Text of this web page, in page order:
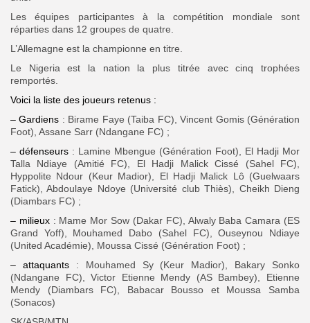
Les équipes participantes à la compétition mondiale sont
réparties dans 12 groupes de quatre.
L’Allemagne est la championne en titre.
Le Nigeria est la nation la plus titrée avec cinq trophées
remportés.
Voici la liste des joueurs retenus :
– Gardiens : Birame Faye (Taiba FC), Vincent Gomis (Génération
Foot), Assane Sarr (Ndangane FC) ;
– défenseurs : Lamine Mbengue (Génération Foot), El Hadji Mor
Talla Ndiaye (Amitié FC), El Hadji Malick Cissé (Sahel FC),
Hyppolite Ndour (Keur Madior), El Hadji Malick Lô (Guelwaars
Fatick), Abdoulaye Ndoye (Université club Thiès), Cheikh Dieng
(Diambars FC) ;
– milieux : Mame Mor Sow (Dakar FC), Alwaly Baba Camara (ES
Grand Yoff), Mouhamed Dabo (Sahel FC), Ouseynou Ndiaye
(United Académie), Moussa Cissé (Génération Foot) ;
– attaquants: Mouhamed Sy (Keur Madior), Bakary Sonko
(Ndangane FC), Victor Etienne Mendy (AS Bambey), Etienne
Mendy (Diambars FC), Babacar Bousso et Moussa Samba
(Sonacos)